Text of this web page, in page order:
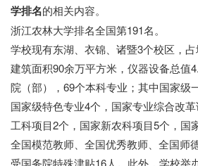
学排名的相关内容。
浙江农林大学排名全国第191名。
学校现有东湖、衣锦、诸暨3个校区，
建筑面积90余万平方米，仪器设备总值
院（部），69个本科专业；其中国家级
国家级特色专业4个，国家专业综合改
工科项目2个，国家新农科项目5个，国
全国模范教师、全国优秀教师、全国师